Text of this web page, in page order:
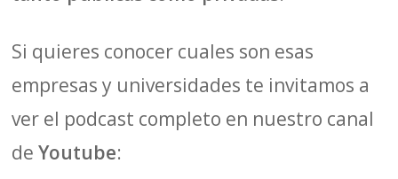
Si quieres conocer cuales son esas
empresas y universidades te invitamos a
ver el podcast completo en nuestro canal
deYoutube: